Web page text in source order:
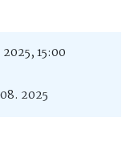
15:00
2025